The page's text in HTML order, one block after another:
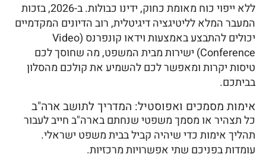
ללא ייפוי כוח מאומת כחוק, ידינו כבולות. ב-2026, בזכות
המעבר המלא לליטיגציה דיגיטלית, רוב הדיונים המקדמיים
יכולים להתבצע באמצעות וידאו קונפרנס (Video
Conference) ישירות מבית המשפט, מה שחוסך לכם
טיסות יקרות ומאפשר לכם להשמיע את קולכם מהסלון
בביתכם.
אימות מסמכים ואפוסטיל: המדריך לתושב ארה"ב
כל תצהיר או מסמך משפטי שנחתם בארה"ב חייב לעבור
תהליך אימות כדי שיהיה קביל בבית משפט ישראלי.
עומדות בפניכם שתי אפשרויות מרכזיות.